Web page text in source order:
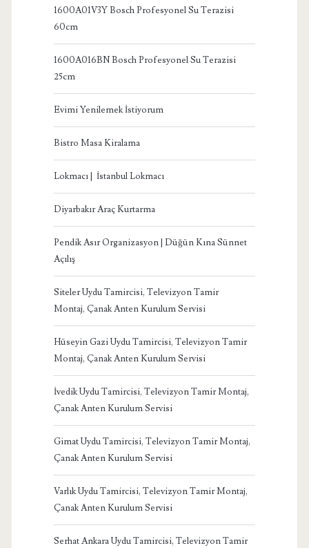
1600A01V3Y Bosch Profesyonel Su Terazisi
60cm
1600A016BN Bosch Profesyonel Su Terazisi
25cm
Evimi Yenilemek İstiyorum
Bistro Masa Kiralama
Lokmacı | İstanbul Lokmacı
Diyarbakır Araç Kurtarma
Pendik Asır Organizasyon | Düğün Kına Sünnet
Açılış
Siteler Uydu Tamircisi, Televizyon Tamir
Montaj, Çanak Anten Kurulum Servisi
Hüseyin Gazi Uydu Tamircisi, Televizyon Tamir
Montaj, Çanak Anten Kurulum Servisi
İvedik Uydu Tamircisi, Televizyon Tamir Montaj,
Çanak Anten Kurulum Servisi
Gimat Uydu Tamircisi, Televizyon Tamir Montaj,
Çanak Anten Kurulum Servisi
Varlık Uydu Tamircisi, Televizyon Tamir Montaj,
Çanak Anten Kurulum Servisi
Serhat Ankara Uydu Tamircisi, Televizyon Tamir